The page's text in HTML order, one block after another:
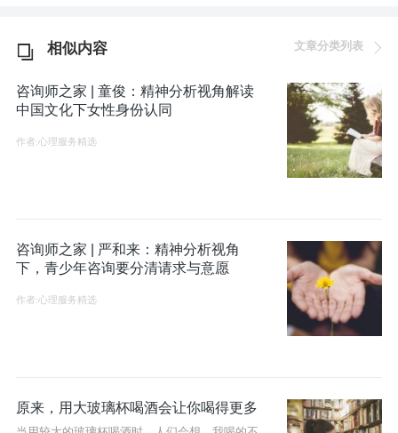
相似内容 文章分类列表
咨询师之家 | 童俊：精神分析视角解读
中国文化下女性身份认同
作者:心理服务精选
咨询师之家 | 严和来：精神分析视角
下，青少年咨询要分清请求与意愿
作者:心理服务精选
原来，用大玻璃杯喝酒会让你喝得更多